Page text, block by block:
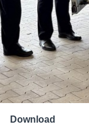
Download